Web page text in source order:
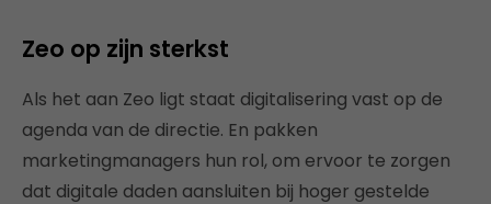
Zeo op zijn sterkst
Als het aan Zeo ligt staat digitalisering vast op de
agenda van de directie. En pakken
marketingmanagers hun rol, om ervoor te zorgen
dat digitale daden aansluiten bij hoger gestelde